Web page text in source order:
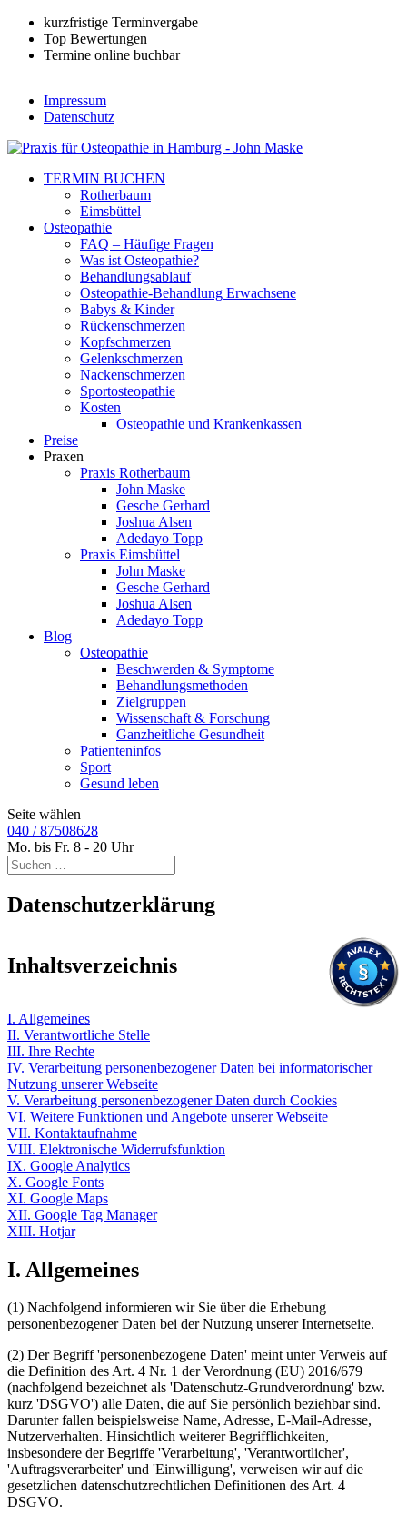
kurzfristige Terminvergabe
Top Bewertungen
Termine online buchbar
Impressum
Datenschutz
TERMIN BUCHEN
Rotherbaum
Eimsbüttel
Osteopathie
FAQ – Häufige Fragen
Was ist Osteopathie?
Behandlungsablauf
Osteopathie-Behandlung Erwachsene
Babys & Kinder
Rückenschmerzen
Kopfschmerzen
Gelenkschmerzen
Nackenschmerzen
Sportosteopathie
Kosten
Osteopathie und Krankenkassen
Preise
Praxen
Praxis Rotherbaum
John Maske
Gesche Gerhard
Joshua Alsen
Adedayo Topp
Praxis Eimsbüttel
John Maske
Gesche Gerhard
Joshua Alsen
Adedayo Topp
Blog
Osteopathie
Beschwerden & Symptome
Behandlungsmethoden
Zielgruppen
Wissenschaft & Forschung
Ganzheitliche Gesundheit
Patienteninfos
Sport
Gesund leben
Seite wählen
040 / 87508628
Mo. bis Fr. 8 - 20 Uhr
Datenschutzerklärung
Inhaltsverzeichnis
I. Allgemeines
II. Verantwortliche Stelle
III. Ihre Rechte
IV. Verarbeitung personenbezogener Daten bei informatorischer
Nutzung unserer Webseite
V. Verarbeitung personenbezogener Daten durch Cookies
VI. Weitere Funktionen und Angebote unserer Webseite
VII. Kontaktaufnahme
VIII. Elektronische Widerrufsfunktion
IX. Google Analytics
X. Google Fonts
XI. Google Maps
XII. Google Tag Manager
XIII. Hotjar
I. Allgemeines
(1) Nachfolgend informieren wir Sie über die Erhebung
personenbezogener Daten bei der Nutzung unserer Internetseite.
(2) Der Begriff 'personenbezogene Daten' meint unter Verweis auf
die Definition des Art. 4 Nr. 1 der Verordnung (EU) 2016/679
(nachfolgend bezeichnet als 'Datenschutz-Grundverordnung' bzw.
kurz 'DSGVO') alle Daten, die auf Sie persönlich beziehbar sind.
Darunter fallen beispielsweise Name, Adresse, E-Mail-Adresse,
Nutzerverhalten. Hinsichtlich weiterer Begrifflichkeiten,
insbesondere der Begriffe 'Verarbeitung', 'Verantwortlicher',
'Auftragsverarbeiter' und 'Einwilligung', verweisen wir auf die
gesetzlichen datenschutzrechtlichen Definitionen des Art. 4
DSGVO.